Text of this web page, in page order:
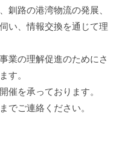
路の港湾物流の発展、
い、情報交換を通じて理
業の理解促進のためにさ
す。
催を承っております。
でご連絡ください。